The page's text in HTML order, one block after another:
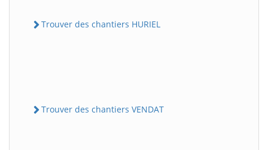
Trouver des chantiers HURIEL
Trouver des chantiers VENDAT